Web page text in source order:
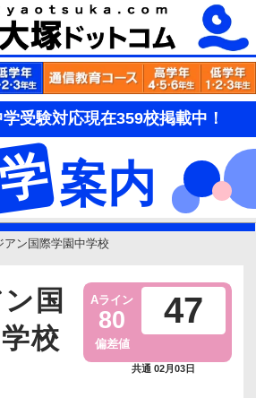
受験対応現在359校掲載中！
案内
アン国際学園中学校
国
校
Aライン
80
偏差値
47
共通 02月03日